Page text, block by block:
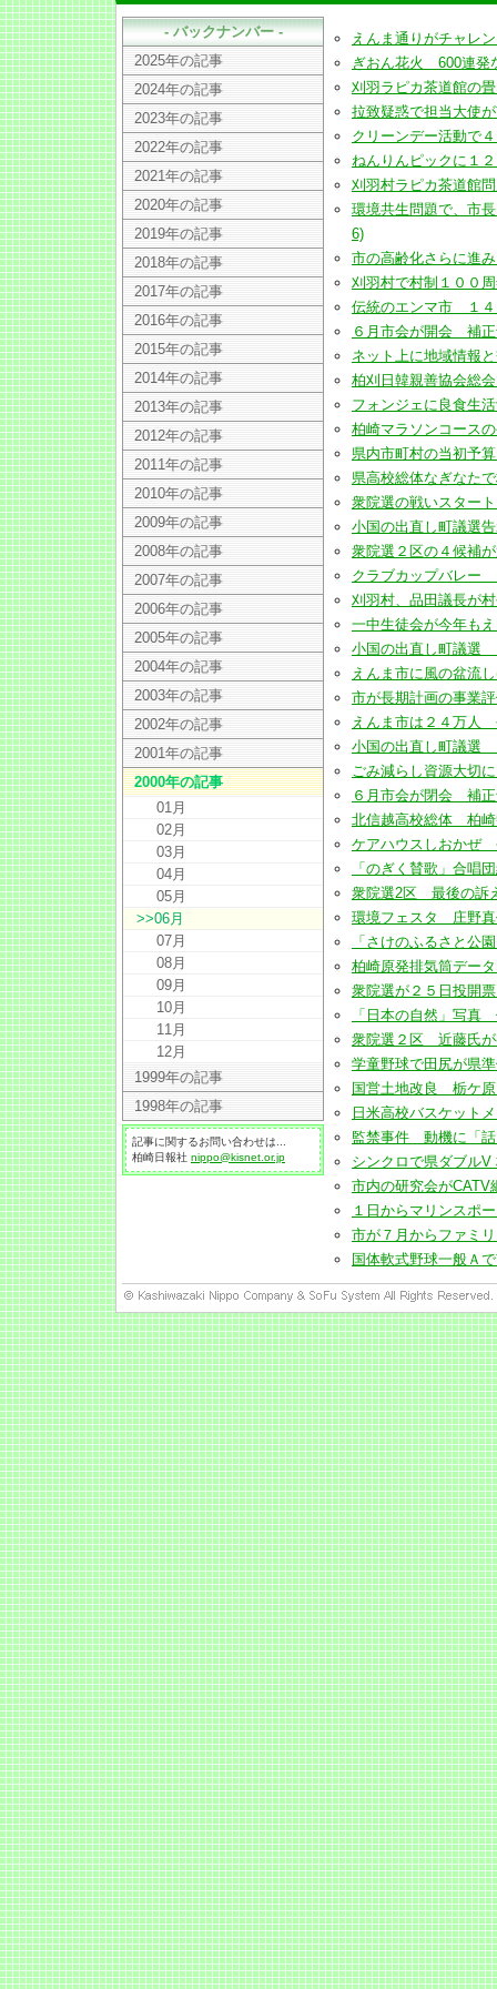
えんま通りがチャレ
ぎおん花火 600連発
刈羽ラピカ茶道館の
拉致疑惑で担当大使
クリーンデー活動で
ねんりんピックに１
刈羽村ラピカ茶道館
環境共生問題で、市
6)
市の高齢化さらに進
刈羽村で村制１００
伝統のエンマ市 １４
６月市会が開会 補
ネット上に地域情報
柏刈日韓親善協会総
フォンジェに良食生
柏崎マラソンコース
県内市町村の当初予
県高校総体なぎなた
衆院選の戦いスター
小国の出直し町議選
衆院選２区の４候補
クラブカップバレー
刈羽村、品田議長が
一中生徒会が今年も
小国の出直し町議選
えんま市に風の盆流
市が長期計画の事業
えんま市は２４万人
小国の出直し町議選
ごみ減らし資源大切
６月市会が閉会 補正
北信越高校総体 柏崎
ケアハウスしおかぜ
「のぎく賛歌」合唱
衆院選2区 最後の訴
環境フェスタ 庄野真
「さけのふるさと公
柏崎原発排気筒デー
衆院選が２５日投開
「日本の自然」写真
衆院選２区 近藤氏が
学童野球で田尻が県
国営土地改良 栃ケ原
日米高校バスケット
監禁事件 動機に「話
シンクロで県ダブル
市内の研究会がCATV
１日からマリンスポ
市が７月からファミ
国体軟式野球一般Ａ
- バックナンバー -
2025年の記事
2024年の記事
2023年の記事
2022年の記事
2021年の記事
2020年の記事
2019年の記事
2018年の記事
2017年の記事
2016年の記事
2015年の記事
2014年の記事
2013年の記事
2012年の記事
2011年の記事
2010年の記事
2009年の記事
2008年の記事
2007年の記事
2006年の記事
2005年の記事
2004年の記事
2003年の記事
2002年の記事
2001年の記事
2000年の記事
01月
02月
03月
04月
05月
>>06月
07月
08月
09月
10月
11月
12月
1999年の記事
1998年の記事
記事に関するお問い合わせは...
柏崎日報社 nippo@kisnet.or.jp